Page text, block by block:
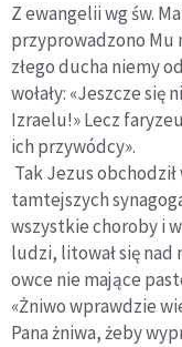
Z ewangelii wg św.
przyprowadzono Mu
złego ducha niemy
wołały: «Jeszcze
Izraelu!» Lecz
ich przywódcy».
Tak Jezus
tamtejszych
wszystkie choroby i
ludzi, litował się
owce nie mające
«Żniwo wprawdzie
Pana żniwa, żeby